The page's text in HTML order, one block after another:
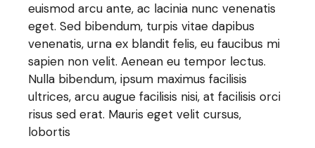
euismod arcu ante, ac lacinia nunc venenatis
eget. Sed bibendum, turpis vitae dapibus
venenatis, urna ex blandit felis, eu faucibus mi
sapien non velit. Aenean eu tempor lectus.
Nulla bibendum, ipsum maximus facilisis
ultrices, arcu augue facilisis nisi, at facilisis orci
risus sed erat. Mauris eget velit cursus,
lobortis